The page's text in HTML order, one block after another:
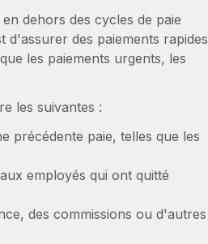
dehors des cycles de paie
des paiements rapides
les paiements urgents, les
les suivantes :
précédente paie, telles que les
employés qui ont quitté
des commissions ou d'autres